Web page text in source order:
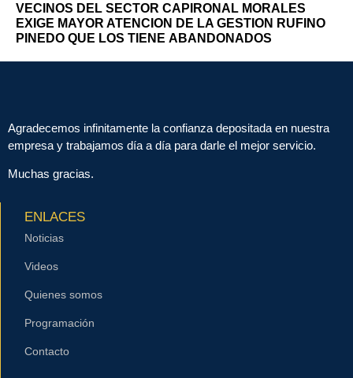
VECINOS DEL SECTOR CAPIRONAL MORALES
EXIGE MAYOR ATENCION DE LA GESTION RUFINO
PINEDO QUE LOS TIENE ABANDONADOS
Agradecemos infinitamente la confianza depositada en nuestra
empresa y trabajamos día a día para darle el mejor servicio.
Muchas gracias.
ENLACES
Noticias
Videos
Quienes somos
Programación
Contacto